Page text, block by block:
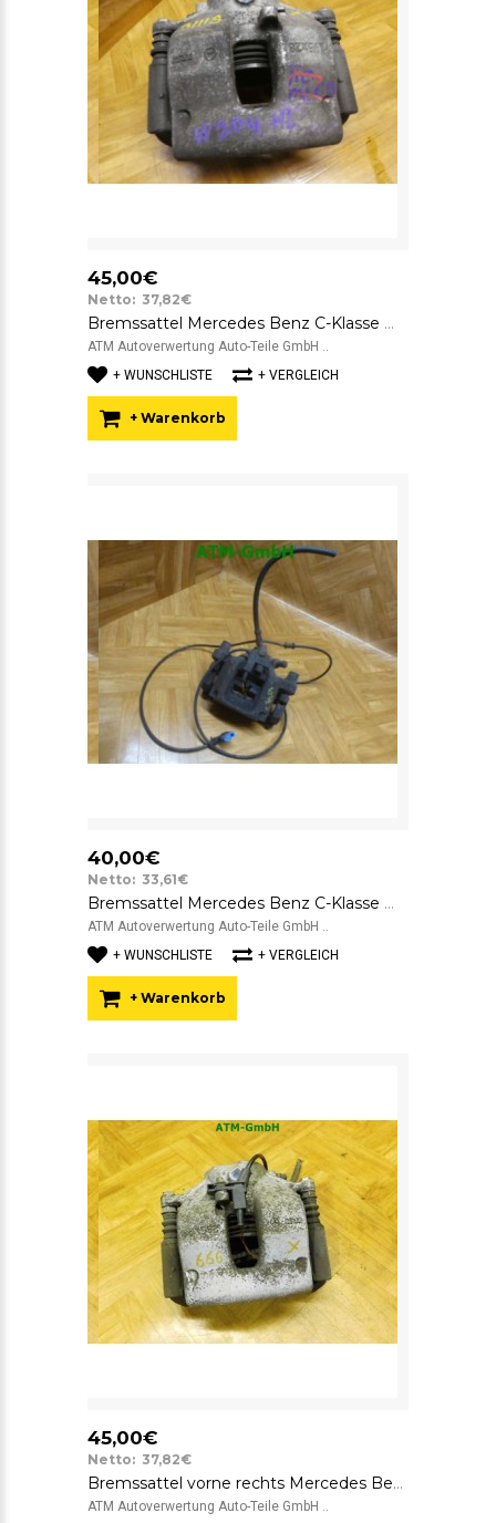
45,00€
Netto: 37,82€
Bremssattel Mercedes Benz C-Klasse W204 hinten links Fahrerseite TRW 295x28
ATM Autoverwertung Auto-Teile GmbH ..
+ WUNSCHLISTE
+ VERGLEICH
+ Warenkorb
40,00€
Netto: 33,61€
Bremssattel Mercedes Benz C-Klasse W204 hinten rechts Beifahrerseite
ATM Autoverwertung Auto-Teile GmbH ..
+ WUNSCHLISTE
+ VERGLEICH
+ Warenkorb
45,00€
Netto: 37,82€
Bremssattel vorne rechts Mercedes Benz C-Klasse W204 Beifahrerseite
ATM Autoverwertung Auto-Teile GmbH ..